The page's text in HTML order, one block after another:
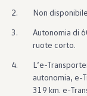
2.
Non
3.
Autonomia di
ruote corto.
4.
L’e-
autonomia, e-
319 km. e-